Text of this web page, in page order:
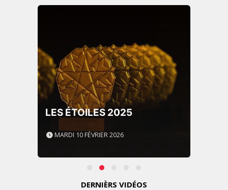
LES ÉTOILES 2025
MARDI 10 FÉVRIER 2026
DERNIÈRS VIDÉOS